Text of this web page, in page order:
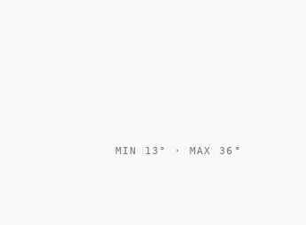
MIN 13 ° · MAX36 °